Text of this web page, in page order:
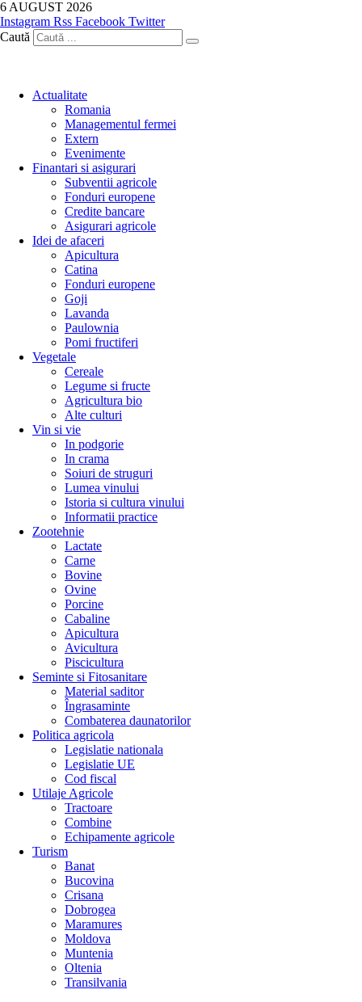
Sari
la
conținut
6 AUGUST 2026
Instagram Rss Facebook Twitter
Caută
Actualitate
Romania
Managementul fermei
Extern
Evenimente
Finantari si asigurari
Subventii agricole
Fonduri europene
Credite bancare
Asigurari agricole
Idei de afaceri
Apicultura
Catina
Fonduri europene
Goji
Lavanda
Paulownia
Pomi fructiferi
Vegetale
Cereale
Legume si fructe
Agricultura bio
Alte culturi
Vin si vie
In podgorie
In crama
Soiuri de struguri
Lumea vinului
Istoria si cultura vinului
Informatii practice
Zootehnie
Lactate
Carne
Bovine
Ovine
Porcine
Cabaline
Apicultura
Avicultura
Piscicultura
Seminte si Fitosanitare
Material saditor
Îngrasaminte
Combaterea daunatorilor
Politica agricola
Legislatie nationala
Legislatie UE
Cod fiscal
Utilaje Agricole
Tractoare
Combine
Echipamente agricole
Turism
Banat
Bucovina
Crisana
Dobrogea
Maramures
Moldova
Muntenia
Oltenia
Transilvania